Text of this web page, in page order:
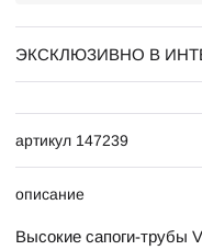
ЭКСКЛЮЗИВНО В
артикул 147239
описание
Высокие сапоги-трубы